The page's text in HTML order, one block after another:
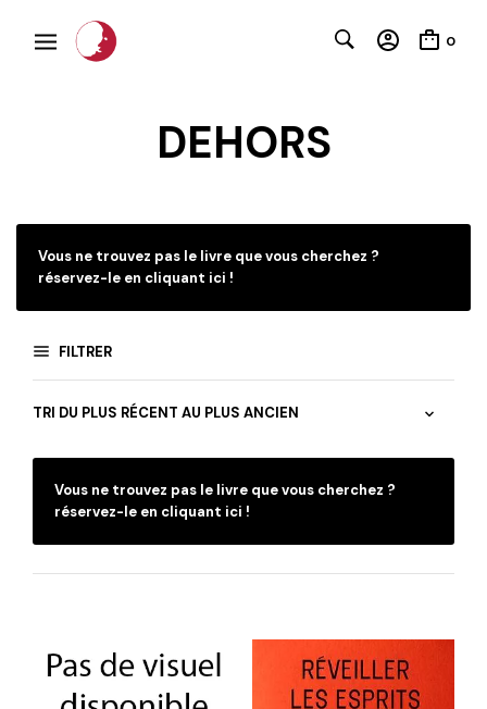
0
DEHORS
Vous ne trouvez pas le livre que vous cherchez ?
réservez-le en cliquant ici !
FILTRER
Vous ne trouvez pas le livre que vous cherchez ?
réservez-le en cliquant ici !